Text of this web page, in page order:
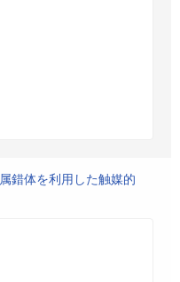
錯体を利用した触媒的